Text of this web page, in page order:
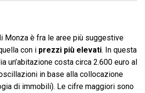
Monza è fra le aree più suggestive
con i prezzi più elevati. In questa
un’abitazione costa circa 2.600 euro al
in base alla collocazione
di immobili). Le cifre maggiori sono